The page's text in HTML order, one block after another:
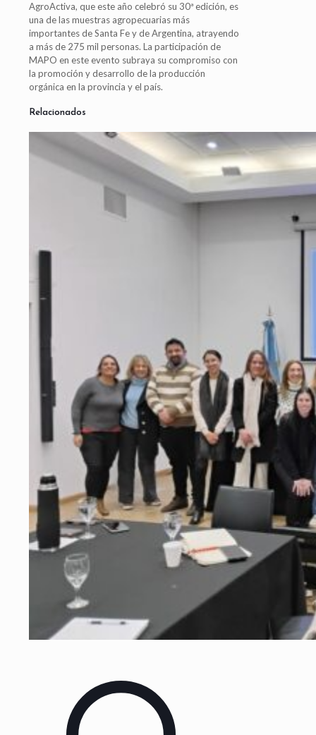
AgroActiva, que este año celebró su 30ª edición, es
una de las muestras agropecuarias más
importantes de Santa Fe y de Argentina, atrayendo
a más de 275 mil personas. La participación de
MAPO en este evento subraya su compromiso con
la promoción y desarrollo de la producción
orgánica en la provincia y el país.
Relacionados